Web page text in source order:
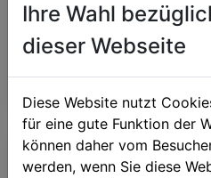
mehr
Ihre Wahl
dieser Webseite
Diese Website nutzt
für eine gute Funktion der
können daher vom
werden, wenn Sie diese